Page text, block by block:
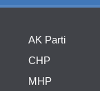
AK Parti
CHP
MHP